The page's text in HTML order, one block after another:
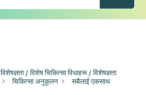
विशेषज्ञता / विशेष चिकित्सा विधाहरू / विशेषज्ञता
चिकित्सा अनुकूलन
सबैलाई एकसाथ